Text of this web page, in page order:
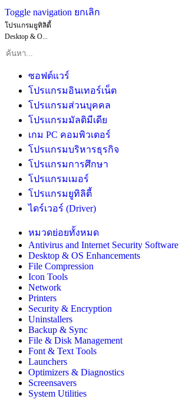
Toggle navigation ยกเลิก
โปรแกรมยูทิลิตี้
Desktop & O...
ซอฟต์แวร์
โปรแกรมอินเทอร์เน็ต
โปรแกรมส่วนบุคคล
โปรแกรมมัลติมีเดีย
เกม PC คอมพิวเตอร์
โปรแกรมบริหารธุรกิจ
โปรแกรมการศึกษา
โปรแกรมเมอร์
โปรแกรมยูทิลิตี้
ไดร์เวอร์ (Driver)
หมวดย่อยทั้งหมด
Antivirus and Internet Security Software
Desktop & OS Enhancements
File Compression
Icon Tools
Network
Printers
Security & Encryption
Uninstallers
Backup & Sync
File & Disk Management
Font & Text Tools
Launchers
Optimizers & Diagnostics
Screensavers
System Utilities